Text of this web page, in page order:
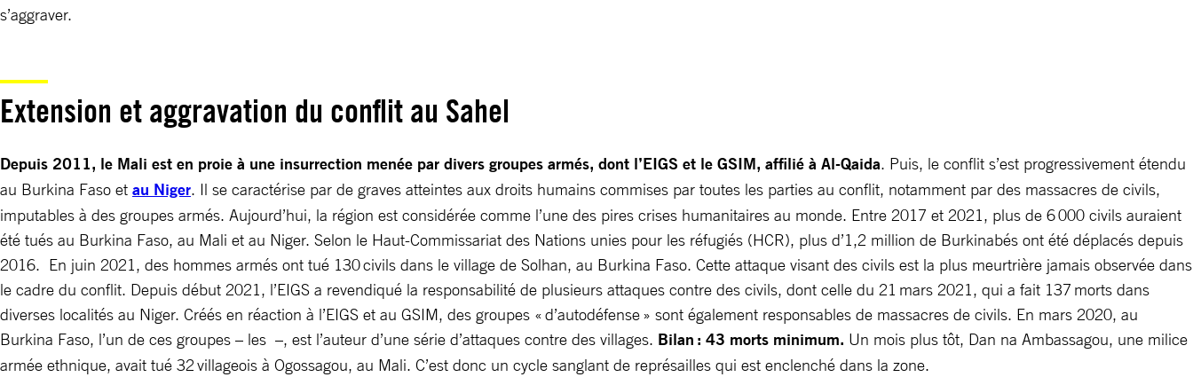
s’aggraver.
Extension et aggravation du conflit au Sahel
Depuis 2011, le Mali est en proie à une insurrection menée par divers groupes armés, dont l’EIGS et le GSIM, affilié à Al-Qaida. Puis, le conflit s’est progressivement étendu
au Burkina Faso et au Niger. Il se caractérise par de graves atteintes aux droits humains commises par toutes les parties au conflit, notamment par des massacres de civils,
imputables à des groupes armés. Aujourd’hui, la région est considérée comme l’une des pires crises humanitaires au monde. Entre 2017 et 2021, plus de 6 000 civils auraient
été tués au Burkina Faso, au Mali et au Niger. Selon le Haut-Commissariat des Nations unies pour les réfugiés (HCR), plus d’1,2 million de Burkinabés ont été déplacés depuis
2016. En juin 2021, des hommes armés ont tué 130 civils dans le village de Solhan, au Burkina Faso. Cette attaque visant des civils est la plus meurtrière jamais observée dans
le cadre du conflit. Depuis début 2021, l’EIGS a revendiqué la responsabilité de plusieurs attaques contre des civils, dont celle du 21 mars 2021, qui a fait 137 morts dans
diverses localités au Niger. Créés en réaction à l’EIGS et au GSIM, des groupes « d’autodéfense » sont également responsables de massacres de civils. En mars 2020, au
Burkina Faso, l’un de ces groupes – les –, est l’auteur d’une série d’attaques contre des villages. Bilan : 43 morts minimum. Un mois plus tôt, Dan na Ambassagou, une milice
armée ethnique, avait tué 32 villageois à Ogossagou, au Mali. C’est donc un cycle sanglant de représailles qui est enclenché dans la zone.